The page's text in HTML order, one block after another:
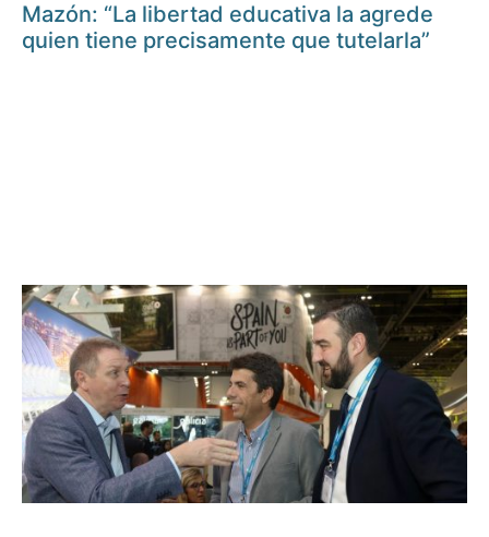
Mazón: “La libertad educativa la agrede
quien tiene precisamente que tutelarla”